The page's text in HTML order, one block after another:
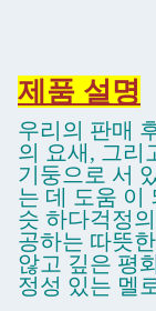
제품 설명
우리의 판매
의 요새, 그리
기둥으로 서
는 데 도움 이
슷 하다걱정
공하는 따뜻
않고 깊은 평
정성 있는 멜